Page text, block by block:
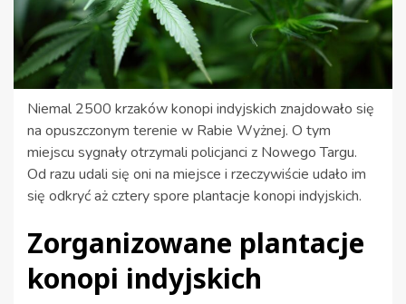
Niemal 2500 krzaków konopi indyjskich znajdowało się
na opuszczonym terenie w Rabie Wyżnej. O tym
miejscu sygnały otrzymali policjanci z Nowego Targu.
Od razu udali się oni na miejsce i rzeczywiście udało im
się odkryć aż cztery spore plantacje konopi indyjskich.
Zorganizowane plantacje
konopi indyjskich